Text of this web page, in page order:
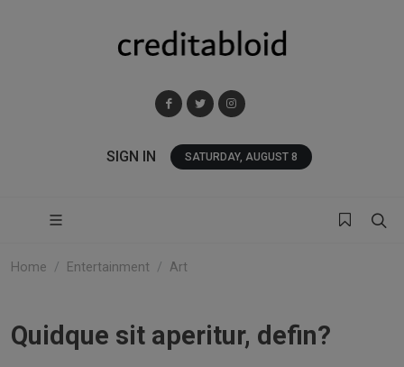
SIGN IN SATURDAY, AUGUST 8
Home Entertainment Art
Quidque sit aperitur, defin?